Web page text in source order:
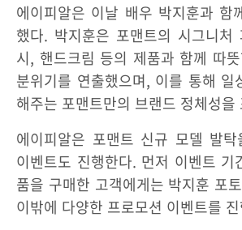
에이피알은 이날 배우 박지훈과 함
했다. 박지훈은 포맨트의 시그니처
시, 핸드크림 등의 제품과 함께 따
분위기를 연출했으며, 이를 통해 일
해주는 포맨트만의 브랜드 정체성을
에이피알은 포맨트 신규 모델 발
이벤트도 진행한다. 먼저 이벤트 기
품을 구매한 고객에게는 박지훈 포
이밖에 다양한 프로모션 이벤트를